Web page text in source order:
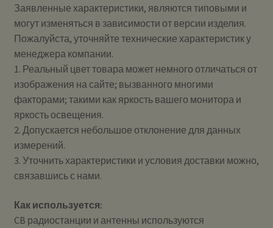
Заявленные характеристики, являются типовыми и
могут изменяться в зависимости от версии изделия.
Пожалуйста, уточняйте технические характеристик у
менеджера компании.
1. Реальный цвет товара может немного отличаться от
изображения на сайте; вызванного многими
факторами; такими как яркость вашего монитора и
яркость освещения.
2. Допускается небольшое отклонение для данных
измерений.
3. Уточнить характеристики и условия доставки можно,
связавшись с нами.
Как используется:
CB радиостанции и антенны используются